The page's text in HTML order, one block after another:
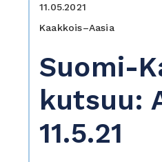
11.05.2021
Kaakkois–Aasia
Suomi-
kutsuu:
11.5.21